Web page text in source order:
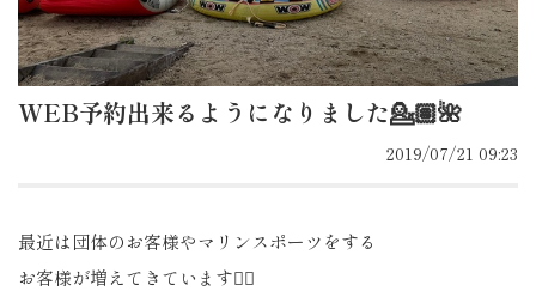
WEB予約出来るようになりました💁🏽🌺
2019/07/21 09:23
最近は団体のお客様やマリンスポーツをする
お客様が増えてきています🙇‍♀️